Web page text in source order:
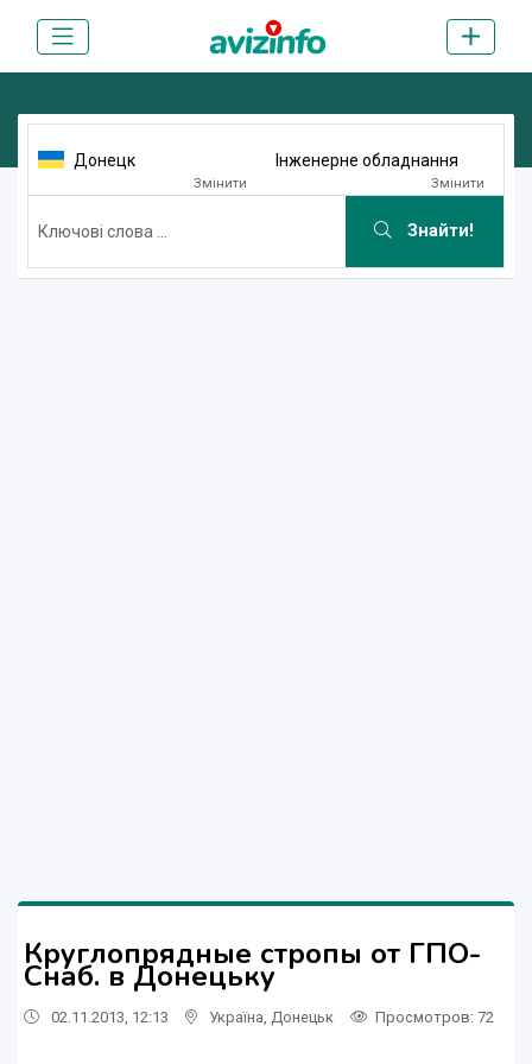
Донецк
Змінити
Інженерне обладнання
Змінити
Знайти!
Круглопрядные стропы от ГПО-
Снаб. в Донецьку
02.11.2013, 12:13 Україна Донецьк Просмотров: 72